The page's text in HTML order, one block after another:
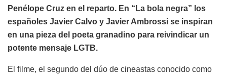
Penélope Cruz en el reparto. En “La bola negra” los
españoles Javier Calvo y Javier Ambrossi se inspiran
en una pieza del poeta granadino para reivindicar un
potente mensaje LGTB.
El filme, el segundo del dúo de cineastas conocido como